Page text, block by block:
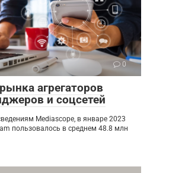
0
агрегаторов
и соцсетей
Mediascope, в январе 2023
пользовалось в среднем 48.8 млн